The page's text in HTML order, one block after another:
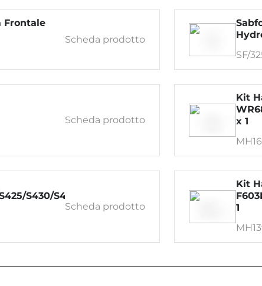
Frontale
Scheda prodotto
SF/
Scheda prodotto
Kit
x 1
S430/S450/S480/S483
Scheda prodotto
Kit
1